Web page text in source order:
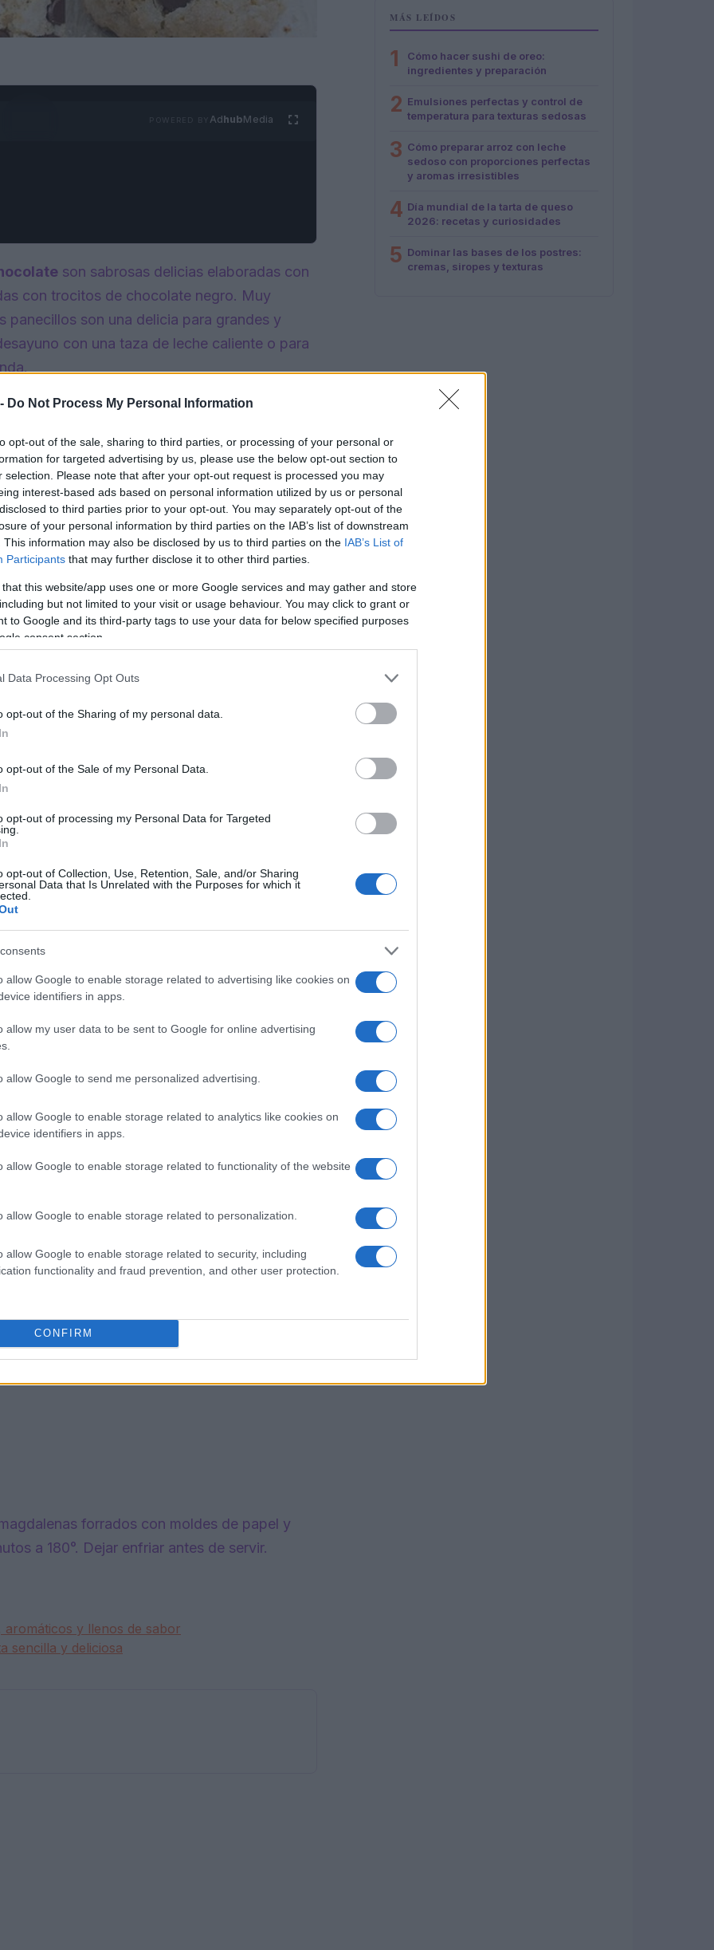
Do Not Process My Personal Information
opt-out of the sale, sharing to third parties, or processing of your personal or
for targeted advertising by us, please use the below opt-out section to
selection. Please note that after your opt-out request is processed you may
interest-based ads based on personal information utilized by us or personal
to third parties prior to your opt-out. You may separately opt-out of the
of your personal information by third parties on the IAB’s list of downstream
This information may also be disclosed by us to third parties on the IAB’s List of
Participants that may further disclose it to other third parties.
that this website/app uses one or more Google services and may gather and store
but not limited to your visit or usage behaviour. You may click to grant or
to Google and its third-party tags to use your data for below specified purposes
consent section.
Data Processing Opt Outs
opt-out of the Sharing of my personal data.
opt-out of the Sale of my Personal Data.
opt-out of processing my Personal Data for Targeted
opt-out of Collection, Use, Retention, Sale, and/or Sharing
Data that Is Unrelated with the Purposes for which it
allow Google to enable storage related to advertising like cookies on
identifiers in apps.
allow my user data to be sent to Google for online advertising
allow Google to send me personalized advertising.
allow Google to enable storage related to analytics like cookies on
identifiers in apps.
allow Google to enable storage related to functionality of the website
allow Google to enable storage related to personalization.
allow Google to enable storage related to security, including
functionality and fraud prevention, and other user protection.
CONFIRM
AdhubMedia
son sabrosas delicias elaboradas con
con trocitos de chocolate negro. Muy
panecillos son una delicia para grandes y
con una taza de leche caliente o para
ricotta y chocolate
durante al menos 30 minutos, luego
más cremoso y añadirlo a la leche y la
mucho tiempo, añadir la crema de ricotta y
la harina tamizada con la levadura y la
y sin grumos, añadir los trozos de
forrados con moldes de papel y
a 180°. Dejar enfriar antes de servir.
aromáticos y llenos de sabor
sencilla y deliciosa
MÁS LEÍDOS
1
Cómo hacer sushi de oreo:
ingredientes y preparación
2 Emulsiones perfectas y control de
temperatura para texturas sedosas
3 Cómo preparar arroz con leche
sedoso con proporciones perfectas
y aromas irresistibles
4 Día mundial de la tarta de queso
2026: recetas y curiosidades
5 Dominar las bases de los postres:
cremas, siropes y texturas